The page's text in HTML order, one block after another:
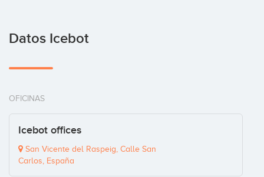
Datos Icebot
OFICINAS
Icebot offices
San Vicente del Raspeig, Calle San
Carlos, España